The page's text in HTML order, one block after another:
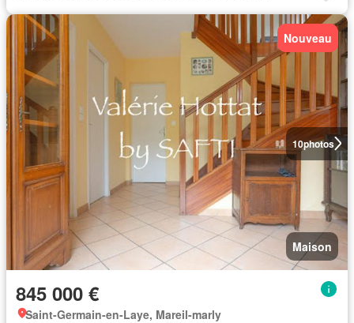
10photos
Nouveau
Maison
845 000 €
Saint-Germain-en-Laye, Mareil-marly